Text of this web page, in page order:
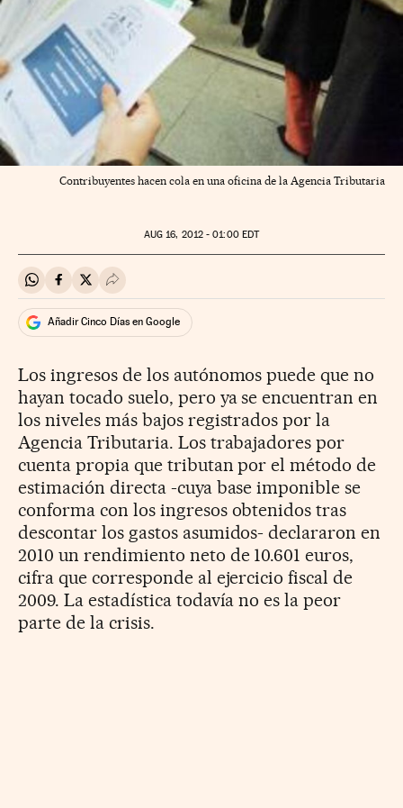
Contribuyentes hacen cola en una oficina de la Agencia Tributaria
AUG 16, 2012 - 01:00EDT
Compartir en Whatsapp
Compartir en Facebook
Compartir en Twitter
Desplegar Redes Sociales
Añadir Cinco Días en Google
Los ingresos de los autónomos puede que no
hayan tocado suelo, pero ya se encuentran en
los niveles más bajos registrados por la
Agencia Tributaria. Los trabajadores por
cuenta propia que tributan por el método de
estimación directa -cuya base imponible se
conforma con los ingresos obtenidos tras
descontar los gastos asumidos- declararon en
2010 un rendimiento neto de 10.601 euros,
cifra que corresponde al ejercicio fiscal de
2009. La estadística todavía no es la peor
parte de la crisis.